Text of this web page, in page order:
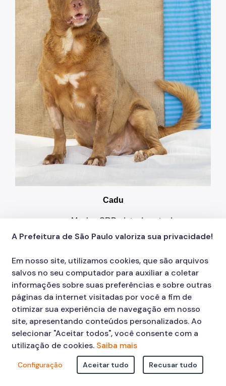
Cadu
Macho, SRD, data de entrada:
21/10/2025, nascimento estimado: 12/2020
de "rebaixadinho". Tenho perninhas curtas, mas
um coração enorme que quase encosta no
chão. Sou caramelo e parece que agora isso é
fashion. Ah, já passei por um susto e precisei
de uma cirurgia, mas ó...estou novinho em
folha.Sou muito bonzinho, adoro uma farra e
não dispenso uma brincadeira. Só estou
esperando alguém muito especial que queira
me adotar. Vamos ser melhores amigos?
A Prefeitura de São Paulo valoriza sua privacidade!
Em nosso site, utilizamos cookies, que são arquivos
salvos no seu computador para auxiliar a coletar
informações sobre suas preferências e sobre outras
páginas da internet visitadas por você a fim de
otimizar sua experiência de navegação em nosso
site, apresentando conteúdos personalizados. Ao
selecionar "Aceitar todos", você consente com a
utilização de cookies. Saiba mais
Configuração Aceitar tudo Recusar tudo